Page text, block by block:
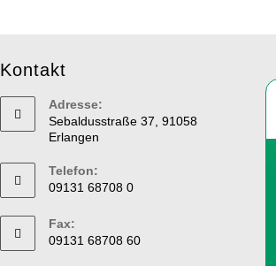
Kontakt
Adresse:
Sebaldusstraße 37, 91058
Erlangen
Telefon:
09131 68708 0
Fax:
09131 68708 60